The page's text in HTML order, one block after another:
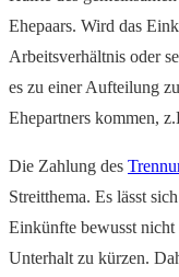
Ehepaars. Wird das
Arbeitsverhältnis oder
es zu einer Aufteilung
Ehepartners kommen,
Die Zahlung des
Streitthema. Es lässt
Einkünfte bewusst
Unterhalt zu kürzen.